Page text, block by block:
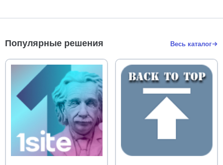
Популярные решения Весь каталог